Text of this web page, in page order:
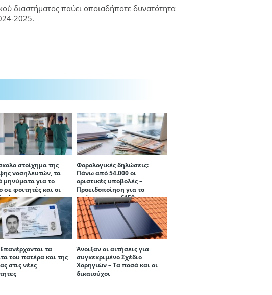
διαστήματος παύει οποιαδήποτε δυνατότητα
2025.
στοίχημα της
νοσηλευτών, τα
μηνύματα για το
σε φοιτητές και οι
για το σύστημα
Φορολογικές δηλώσεις:
Πάνω από 54.000 οι
οριστικές υποβολές –
Προειδοποίηση για το
πρόστιμο των €150
τα
του πατέρα και της
στις νέες
Άνοιξαν οι αιτήσεις για
συγκεκριμένο Σχέδιο
Χορηγιών – Τα ποσά και οι
δικαιούχοι